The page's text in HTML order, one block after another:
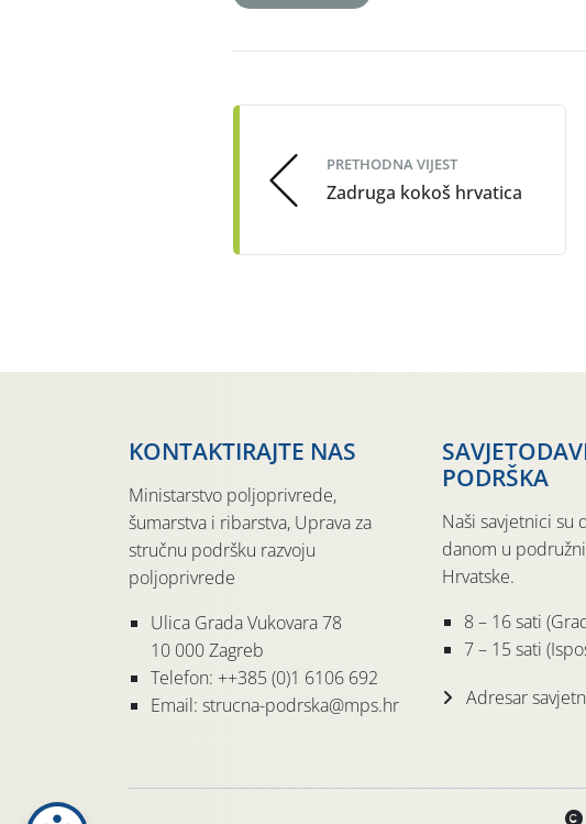
navigation
PRETHODNA VIJEST
Zadruga kokoš hrvatica
KONTAKTIRAJTE NAS
Ministarstvo poljoprivrede,
šumarstva i ribarstva, Uprava za
stručnu podršku razvoju
poljoprivrede
Ulica Grada Vukovara 78
10 000 Zagreb
Telefon: ++385 (0)1 6106 692
Email: strucna-podrska@mps.hr
PODRŠKA
Naši savjetnici su
danom u
Hrvatske.
8 – 16 sati
7 – 15 sati
Adresar